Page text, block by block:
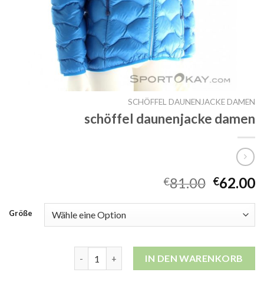
SCHÖFFEL DAUNENJACKE DAMEN
schöffel daunenjacke damen
€81.00 €62.00
Größe
IN DEN WARENKORB